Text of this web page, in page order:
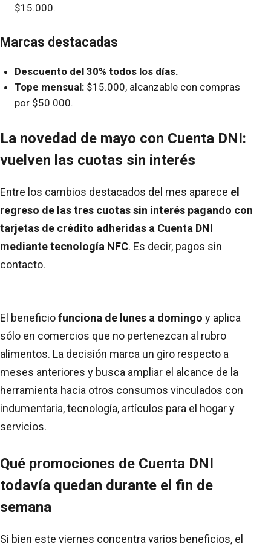
$15.000.
Marcas destacadas
Descuento del 30% todos los días.
Tope mensual: $15.000, alcanzable con compras
por $50.000.
La novedad de mayo con Cuenta DNI:
vuelven las cuotas sin interés
Entre los cambios destacados del mes aparece el
regreso de las tres cuotas sin interés pagando con
tarjetas de crédito adheridas a Cuenta DNI
mediante tecnología NFC. Es decir, pagos sin
contacto.
El beneficiofunciona de lunes a domingo y aplica
sólo en comercios que no pertenezcan al rubro
alimentos. La decisión marca un giro respecto a
meses anteriores y busca ampliar el alcance de la
herramienta hacia otros consumos vinculados con
indumentaria, tecnología, artículos para el hogar y
servicios.
Qué promociones de Cuenta DNI
todavía quedan durante el fin de
semana
Si bien este viernes concentra varios beneficios, el